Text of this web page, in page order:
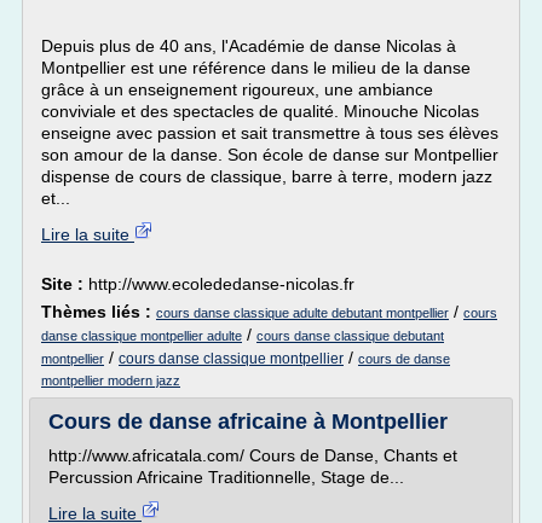
Depuis plus de 40 ans, l'Académie de danse Nicolas à
Montpellier est une référence dans le milieu de la danse
grâce à un enseignement rigoureux, une ambiance
conviviale et des spectacles de qualité. Minouche Nicolas
enseigne avec passion et sait transmettre à tous ses élèves
son amour de la danse. Son école de danse sur Montpellier
dispense de cours de classique, barre à terre, modern jazz
et...
Lire la suite
Site : http://www.ecolededanse-nicolas.fr
Thèmes liés : cours danse classique adulte debutant montpellier / cours
danse classique montpellier adulte / cours danse classique debutant
montpellier / cours danse classique montpellier / cours de danse
montpellier modern jazz
Cours de danse africaine à Montpellier
http://www.africatala.com/ Cours de Danse, Chants et
Percussion Africaine Traditionnelle, Stage de...
Lire la suite